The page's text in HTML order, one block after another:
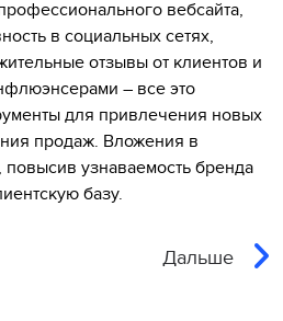
вебсайта,
в социальных сетях,
отзывы от клиентов и
– все это
для привлечения новых
продаж. Вложения в
повысив узнаваемость бренда
базу.
Дальше